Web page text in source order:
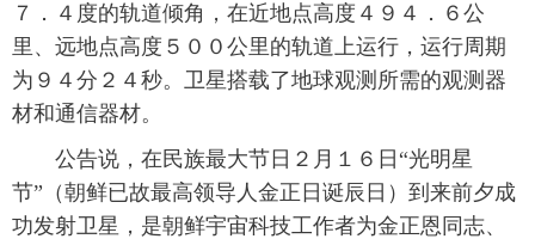
７．４度的轨道倾角，在近地点高度４９４．６公
里、远地点高度５００公里的轨道上运行，运行周期
为９４分２４秒。卫星搭载了地球观测所需的观测器
材和通信器材。
公告说，在民族最大节日２月１６日“光明星
节”（朝鲜已故最高领导人金正日诞辰日）到来前夕成
功发射卫星，是朝鲜宇宙科技工作者为金正恩同志、